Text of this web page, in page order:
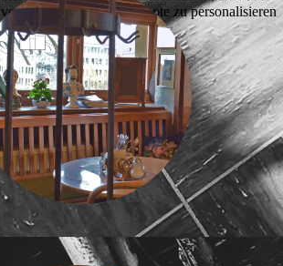
oder ihre Angebote zu personalisieren